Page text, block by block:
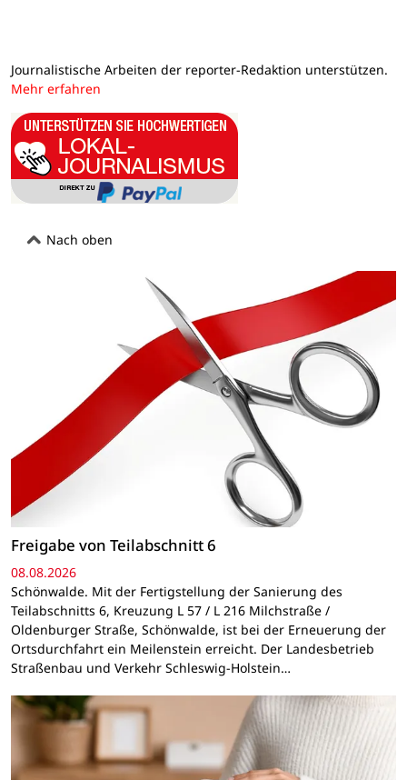
Journalistische Arbeiten der reporter-Redaktion unterstützen.
Mehr erfahren
Nach oben
Freigabe von Teilabschnitt 6
08.08.2026
Schönwalde. Mit der Fertigstellung der Sanierung des
Teilabschnitts 6, Kreuzung L 57 / L 216 Milchstraße /
Oldenburger Straße, Schönwalde, ist bei der Erneuerung der
Ortsdurchfahrt ein Meilenstein erreicht. Der Landesbetrieb
Straßenbau und Verkehr Schleswig-Holstein…